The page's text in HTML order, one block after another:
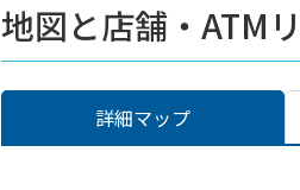
地図と店舗・ATM
詳細マップ